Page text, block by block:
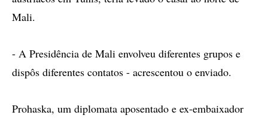
Mali.
- A Presidência de Mali envolveu diferentes grupos e
dispôs diferentes contatos - acrescentou o enviado.
Prohaska, um diplomata aposentado e ex-embaixador